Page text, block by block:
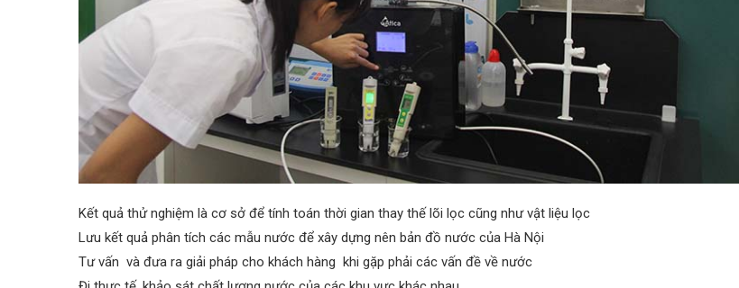
Kết quả thử nghiệm là cơ sở để tính toán thời gian thay thế lõi lọc cũng như vật liệu lọc
Lưu kết quả phân tích các mẫu nước để xây dựng nên bản đồ nước của Hà Nội
Tư vấn và đưa ra giải pháp cho khách hàng khi gặp phải các vấn đề về nước